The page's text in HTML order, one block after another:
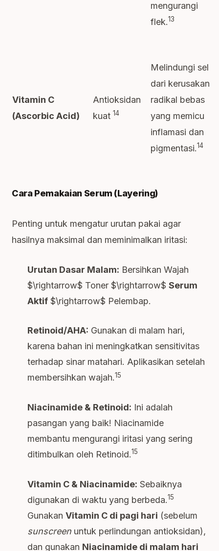
mengurangi
flek.13
Vitamin C
(Ascorbic Acid)
Antioksidan
kuat 14
Melindungi sel
dari kerusakan
radikal bebas
yang memicu
inflamasi dan
pigmentasi.14
Cara Pemakaian Serum (Layering)
Penting untuk mengatur urutan pakai agar
hasilnya maksimal dan meminimalkan iritasi:
Urutan Dasar Malam: Bersihkan Wajah
$\rightarrow$ Toner $\rightarrow$ Serum
Aktif $\rightarrow$ Pelembap.
Retinoid/AHA: Gunakan di malam hari,
karena bahan ini meningkatkan sensitivitas
terhadap sinar matahari. Aplikasikan setelah
membersihkan wajah.15
Niacinamide & Retinoid: Ini adalah
pasangan yang baik! Niacinamide
membantu mengurangi iritasi yang sering
ditimbulkan oleh Retinoid.15
Vitamin C & Niacinamide: Sebaiknya
digunakan di waktu yang berbeda.15
Gunakan Vitamin C di pagi hari (sebelum
sunscreenuntuk perlindungan antioksidan),
dan gunakan Niacinamide di malam hari